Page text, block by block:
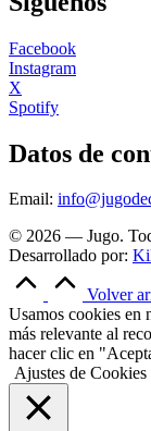
Facebook
Instagram
X
Spotify
Datos de
Email:
© 2026 — Jugo.
Desarrollado por:
Volver
Usamos cookies en
más relevante al
hacer clic en
Ajustes de Cookies